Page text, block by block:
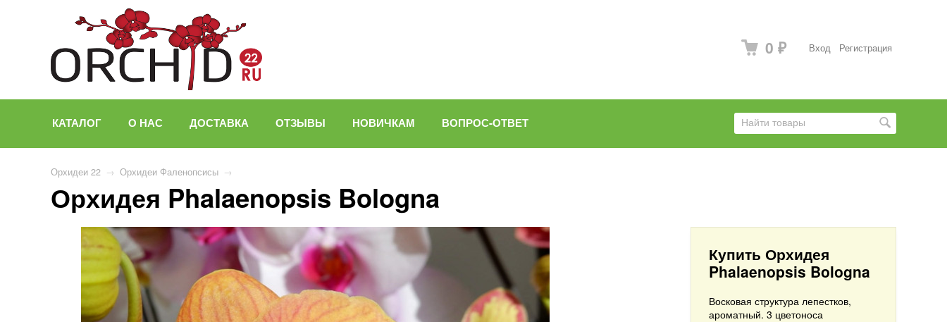
Вход Регистрация
0 ₽
КАТАЛОГ О НАС ДОСТАВКА ОТЗЫВЫ НОВИЧКАМ ВОПРОС-ОТВЕТ
Орхидеи 22 → Орхидеи Фаленопсисы →
Орхидея Phalaenopsis Bologna
Купить Орхидея
Phalaenopsis Bologna
Восковая структура лепестков,
ароматный. 3 цветоноса